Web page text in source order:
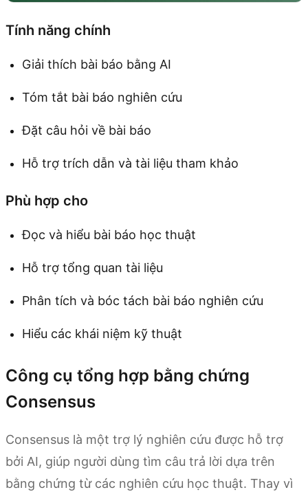
Tính năng chính
Giải thích bài báo bằng AI
Tóm tắt bài báo nghiên cứu
Đặt câu hỏi về bài báo
Hỗ trợ trích dẫn và tài liệu tham khảo
Phù hợp cho
Đọc và hiểu bài báo học thuật
Hỗ trợ tổng quan tài liệu
Phân tích và bóc tách bài báo nghiên cứu
Hiểu các khái niệm kỹ thuật
Công cụ tổng hợp bằng chứng
Consensus
Consensus là một trợ lý nghiên cứu được hỗ trợ
bởi AI, giúp người dùng tìm câu trả lời dựa trên
bằng chứng từ các nghiên cứu học thuật. Thay vì